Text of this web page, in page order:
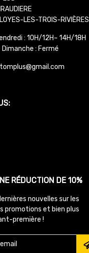
LES-TROIS-RIVIÈRES
: 10H/12H– 14H/18H
: Fermé
RÉDUCTION DE 10%
nouvelles sur les
promotions et bien plus
première !